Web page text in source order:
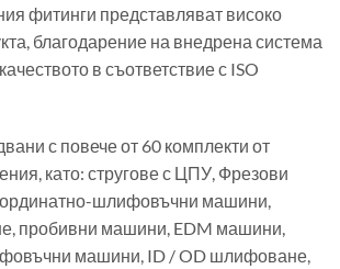
фитинги представляват високо
благодарение на внедрена система
в съответствие с ISO
с повече от 60 комплекти от
като: стругове с ЦПУ, Фрезови
шлифовъчни машини,
пробивни машини, EDM машини,
машини, ID / OD шлифоване,